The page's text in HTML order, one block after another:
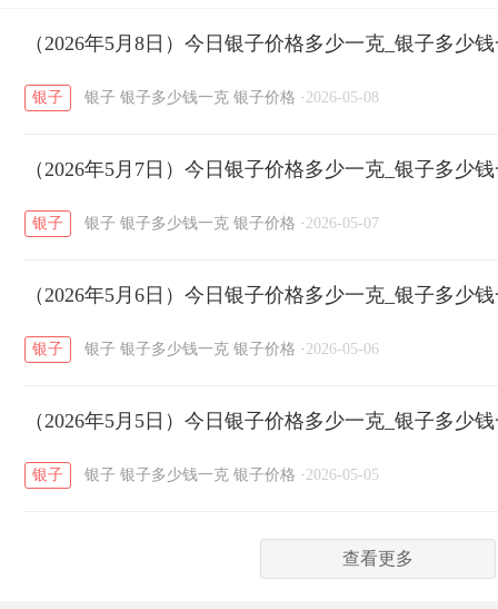
开国纪念币 大清银币 / 长城币 / 老
菜百 周生生 周大生
六福 / 金至尊 / 潮宏基 / 亚一金店
（2026年5月8日）今日银子价格多少一克_银子多少
银子 银子 银子多少钱一克 银子价格 · 2026-05-08
（2026年5月7日）今日银子价格多少一克_银子多少
银子 银子 银子多少钱一克 银子价格 · 2026-05-07
（2026年5月6日）今日银子价格多少一克_银子多少
银子 银子 银子多少钱一克 银子价格 · 2026-05-06
（2026年5月5日）今日银子价格多少一克_银子多少
银子 银子 银子多少钱一克 银子价格 · 2026-05-05
查看更多